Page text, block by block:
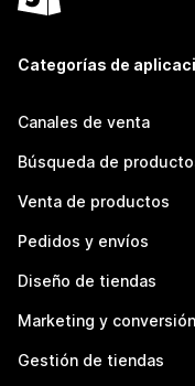
Categorías de
Canales de venta
Búsqueda de
Venta de productos
Pedidos y envíos
Diseño de tiendas
Marketing y conversión
Gestión de tiendas